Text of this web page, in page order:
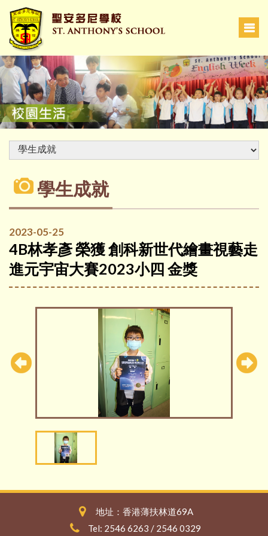
學生成就
2023-05-25
4B林孝彥 榮獲 創科新世代繪畫視藝走
進元宇宙大賽2023小四 金獎
地址：香港薄扶林道69A
Tel: 2546 6263 / 2546 0329